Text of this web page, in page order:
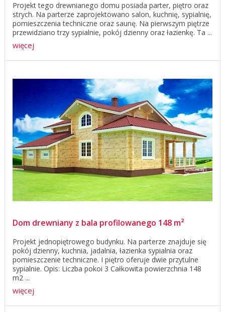
Projekt tego drewnianego domu posiada parter, piętro oraz
strych. Na parterze zaprojektowano salon, kuchnię, sypialnię,
pomieszczenia techniczne oraz saunę. Na pierwszym piętrze
przewidziano trzy sypialnie, pokój dzienny oraz łazienkę. Ta ...
więcej
Dom drewniany z bala profilowanego 148 m²
Projekt jednopiętrowego budynku. Na parterze znajduje się
pokój dzienny, kuchnia, jadalnia, łazienka sypialnia oraz
pomieszczenie techniczne. I piętro oferuje dwie przytulne
sypialnie. Opis: Liczba pokoi 3 Całkowita powierzchnia 148
m2 ...
więcej